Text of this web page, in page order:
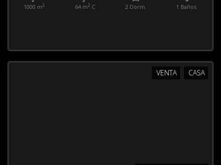
1000 m2 64 m2.C 2 Dorm. 1 Baños.
CASA
VENTA